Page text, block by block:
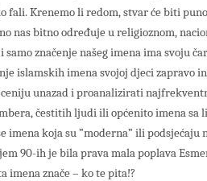
fali. Krenemo li redom, stvar će biti
nas bitno određuje u religioznom,
samo značenje našeg imena ima svoju
islamskih imena svojoj djeci zapravo
unazad i proanalizirati
čestitih ljudi ili općenito imena sa
imena koja su ”moderna” ili podsjećaju
90-ih je bila prava mala poplava
imena znače – ko te pita!?